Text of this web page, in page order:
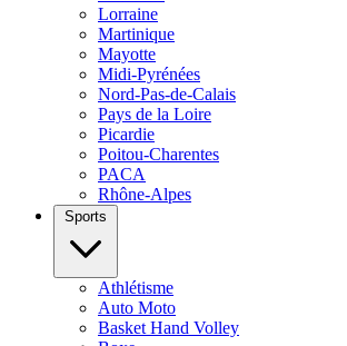
Lorraine
Martinique
Mayotte
Midi-Pyrénées
Nord-Pas-de-Calais
Pays de la Loire
Picardie
Poitou-Charentes
PACA
Rhône-Alpes
Sports
Athlétisme
Auto Moto
Basket Hand Volley